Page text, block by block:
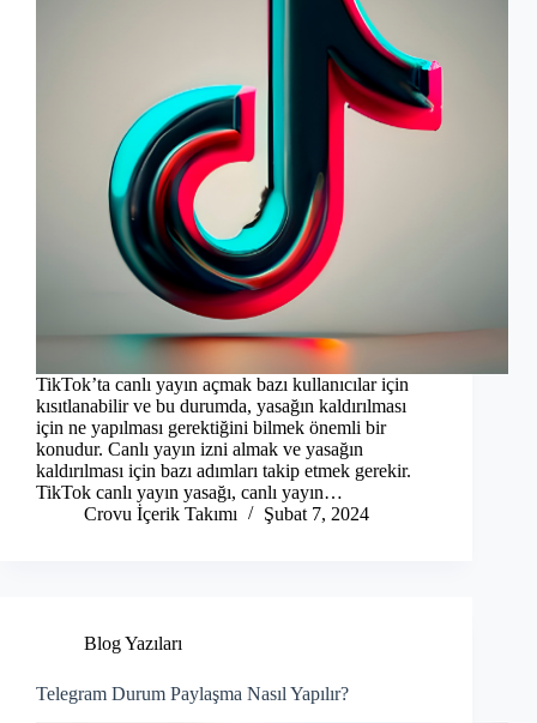
TikTok’ta canlı yayın açmak bazı kullanıcılar için
kısıtlanabilir ve bu durumda, yasağın kaldırılması
için ne yapılması gerektiğini bilmek önemli bir
konudur. Canlı yayın izni almak ve yasağın
kaldırılması için bazı adımları takip etmek gerekir.
TikTok canlı yayın yasağı, canlı yayın…
Crovu İçerik Takımı
Şubat 7, 2024
Blog Yazıları
Telegram Durum Paylaşma Nasıl Yapılır?